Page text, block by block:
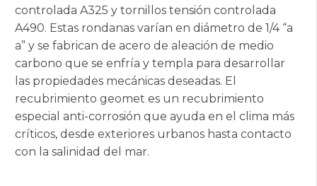
controlada A325 y tornillos tensión controlada
A490. Estas rondanas varían en diámetro de 1/4 “a
a” y se fabrican de acero de aleación de medio
carbono que se enfría y templa para desarrollar
las propiedades mecánicas deseadas. El
recubrimiento geomet es un recubrimiento
especial anti-corrosión que ayuda en el clima más
críticos, desde exteriores urbanos hasta contacto
con la salinidad del mar.